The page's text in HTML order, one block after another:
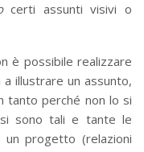
certi assunti visivi o
è possibile realizzare
illustrare un assunto,
tanto perché non lo si
sono tali e tante le
progetto (relazioni